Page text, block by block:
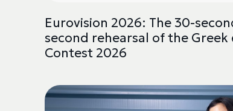
Eurovision 2026: The 30-
second rehearsal of the
Contest 2026